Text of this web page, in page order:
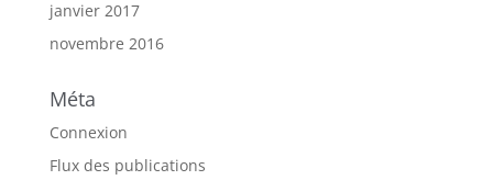
janvier 2017
novembre 2016
Méta
Connexion
Flux des publications